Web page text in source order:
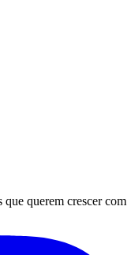
querem crescer com